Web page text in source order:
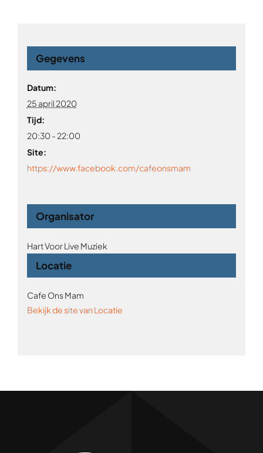
Gegevens
Datum:
25 april 2020
Tijd:
20:30 - 22:00
Site:
https://www.facebook.com/cafeonsmam
Locatie
Cafe Ons Mam
Bekijk de site van Locatie
Organisator
Hart Voor Live Muziek